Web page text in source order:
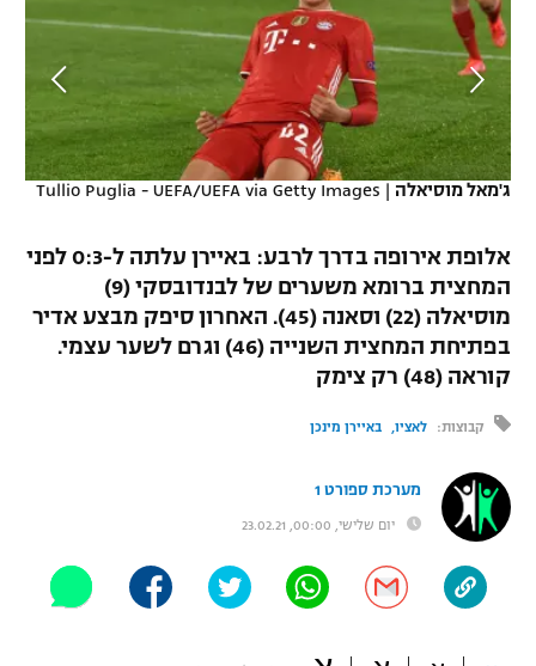
VOD
רץ ברשת
תוצאות
לוח שידורים
"מעל הליגה" – פודקאסט
"מחצית בשכונה" – פודקאסט
נבחרת ישראל
מכבי חיפה
בית"ר ירושלים
מכבי תל אביב
הפועל תל אביב
הפועל חיפה
הפועל באר שבע
מכבי נתניה
בני יהודה
ליגה ספרדית
ליגה איטלקית
ליגה צרפתית
ליגה טורקית
ליגה סינית
כדורסל נשים
מכבי תל אביב
הפועל חולון
הפועל ירושלים
דני אבדיה
יורוליג
יורוקאפ
טניס
כדוריד
כדורעף
ג'ודו
אגרוף
ספורט אולימפי
UFC
היאבקות WWE
אופניים
ג'מאל מוסיאלה |
Tullio Puglia - UEFA/UEFA via Getty Images
אלופת אירופה בדרך לרבע: באיירן עלתה ל-0:3 לפני
המחצית ברומא משערים של לבנדובסקי (9)
מוסיאלה (22) וסאנה (45). האחרון סיפק מבצע אדיר
בפתיחת המחצית השנייה (46) וגרם לשער עצמי.
קוראה (48) רק צימק
קבוצות: לאציו באיירן מינכן
מערכת ספורט 1
יום שלישי, 00:00, 23.02.21